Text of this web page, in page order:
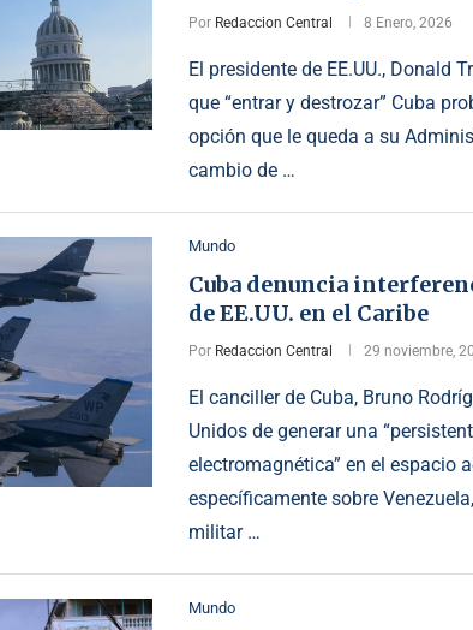
Por Redaccion Central 8 Enero, 2026
El presidente de EE.UU., Donald
que “entrar y destrozar” Cuba
opción que le queda a su
cambio de …
Mundo
Cuba denuncia
de EE.UU. en el Caribe
Por Redaccion Central 29 noviembre,
El canciller de Cuba, Bruno
Unidos de generar una
electromagnética” en el espacio
específicamente sobre
militar …
Mundo